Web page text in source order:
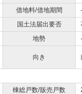
借地料/借地期間
国土法届出要否
地勢 -
向き
棟総戸数/販売戸数